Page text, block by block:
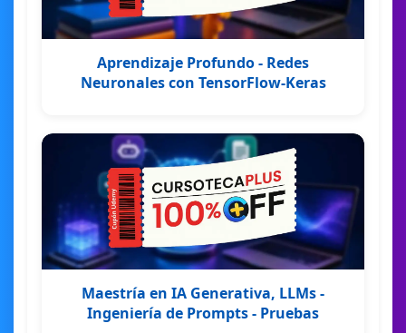
Aprendizaje Profundo - Redes
Neuronales con TensorFlow-Keras
Maestría en IA Generativa, LLMs -
Ingeniería de Prompts - Pruebas